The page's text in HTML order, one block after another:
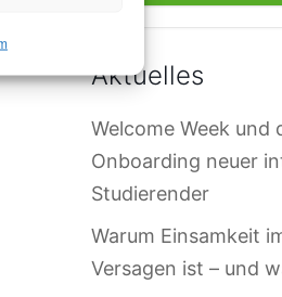
Aktuelles
Welcome Week und
Onboarding neuer
Studierender
Warum Einsamkeit
Versagen ist – und